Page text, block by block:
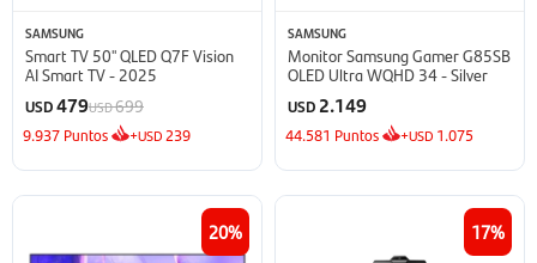
SAMSUNG
Smart TV 50'' QLED Q7F Vision
AI Smart TV - 2025
USD479USD699
9.937 Puntos +USD 239
SAMSUNG
Monitor Samsung Gamer G85SB
OLED Ultra WQHD 34 - Silver
USD 2.149
44.581 Puntos +USD 1.075
20 17